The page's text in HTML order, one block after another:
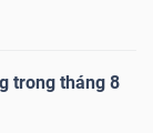
trong tháng 8